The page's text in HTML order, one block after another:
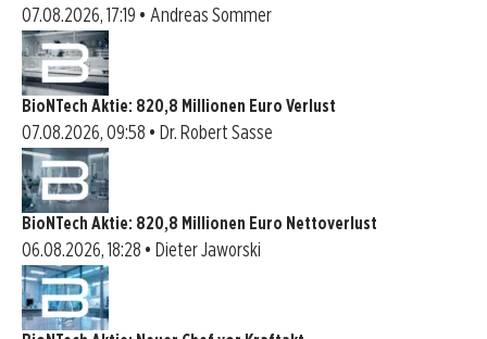
07.08.2026, 17:19 • Andreas Sommer
BioNTech Aktie: 820,8 Millionen Euro Verlust
07.08.2026, 09:58 • Dr. Robert Sasse
BioNTech Aktie: 820,8 Millionen Euro Nettoverlust
06.08.2026, 18:28 • Dieter Jaworski